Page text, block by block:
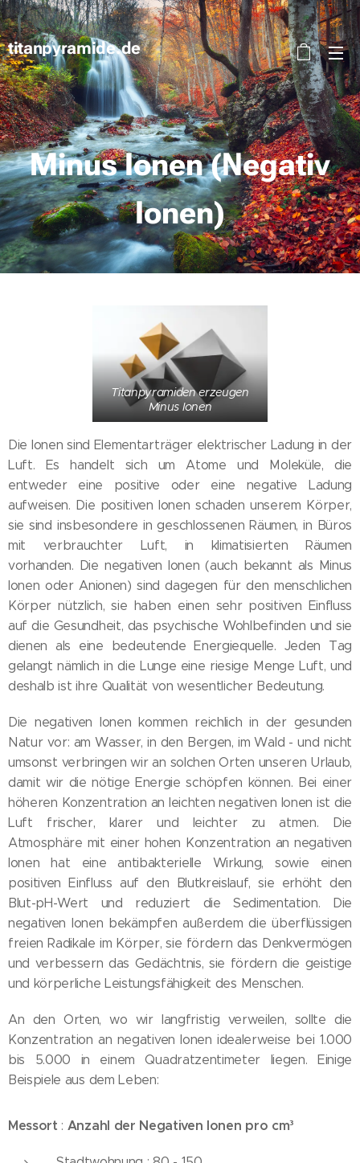
titanpyramide.de
Minus Ionen (Negativ
Ionen)
Titanpyramiden erzeugen
Minus Ionen
Die Ionen sind Elementarträger elektrischer Ladung in der
Luft. Es handelt sich um Atome und Moleküle, die
entweder eine positive oder eine negative Ladung
aufweisen. Die positiven Ionen schaden unserem Körper,
sie sind insbesondere in geschlossenen Räumen, in Büros
mit verbrauchter Luft, in klimatisierten Räumen
vorhanden. Die negativen Ionen (auch bekannt als Minus
Ionen oder Anionen) sind dagegen für den menschlichen
Körper nützlich, sie haben einen sehr positiven Einfluss
auf die Gesundheit, das psychische Wohlbefinden und sie
dienen als eine bedeutende Energiequelle. Jeden Tag
gelangt nämlich in die Lunge eine riesige Menge Luft, und
deshalb ist ihre Qualität von wesentlicher Bedeutung.
Die negativen Ionen kommen reichlich in der gesunden
Natur vor: am Wasser, in den Bergen, im Wald - und nicht
umsonst verbringen wir an solchen Orten unseren Urlaub,
damit wir die nötige Energie schöpfen können. Bei einer
höheren Konzentration an leichten negativen Ionen ist die
Luft frischer, klarer und leichter zu atmen. Die
Atmosphäre mit einer hohen Konzentration an negativen
Ionen hat eine antibakterielle Wirkung, sowie einen
positiven Einfluss auf den Blutkreislauf, sie erhöht den
Blut-pH-Wert und reduziert die Sedimentation. Die
negativen Ionen bekämpfen außerdem die überflüssigen
freien Radikale im Körper, sie fördern das Denkvermögen
und verbessern das Gedächtnis, sie fördern die geistige
und körperliche Leistungsfähigkeit des Menschen.
An den Orten, wo wir langfristig verweilen, sollte die
Konzentration an negativen Ionen idealerweise bei 1.000
bis 5.000 in einem Quadratzentimeter liegen. Einige
Beispiele aus dem Leben:
Messort : Anzahl der Negativen Ionen pro cm³